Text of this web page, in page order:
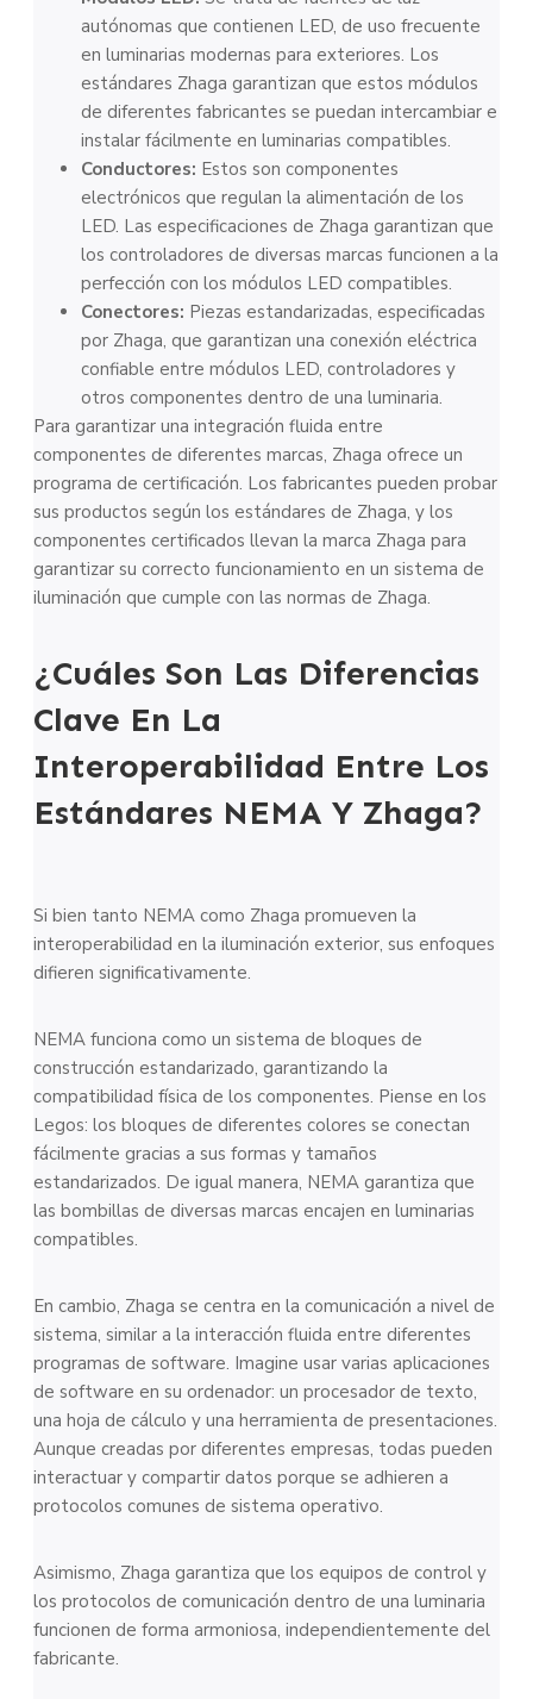
autónomas que contienen LED, de uso frecuente
en luminarias modernas para exteriores. Los
estándares Zhaga garantizan que estos módulos
de diferentes fabricantes se puedan intercambiar e
instalar fácilmente en luminarias compatibles.
Conductores: Estos son componentes
electrónicos que regulan la alimentación de los
LED. Las especificaciones de Zhaga garantizan que
los controladores de diversas marcas funcionen a la
perfección con los módulos LED compatibles.
Conectores: Piezas estandarizadas, especificadas
por Zhaga, que garantizan una conexión eléctrica
confiable entre módulos LED, controladores y
otros componentes dentro de una luminaria.
Para garantizar una integración fluida entre
componentes de diferentes marcas, Zhaga ofrece un
programa de certificación. Los fabricantes pueden probar
sus productos según los estándares de Zhaga, y los
componentes certificados llevan la marca Zhaga para
garantizar su correcto funcionamiento en un sistema de
iluminación que cumple con las normas de Zhaga.
¿Cuáles Son Las Diferencias
Clave En La
Interoperabilidad Entre Los
Estándares NEMA Y Zhaga?
Si bien tanto NEMA como Zhaga promueven la
interoperabilidad en la iluminación exterior, sus enfoques
difieren significativamente.
NEMA funciona como un sistema de bloques de
construcción estandarizado, garantizando la
compatibilidad física de los componentes. Piense en los
Legos: los bloques de diferentes colores se conectan
fácilmente gracias a sus formas y tamaños
estandarizados. De igual manera, NEMA garantiza que
las bombillas de diversas marcas encajen en luminarias
compatibles.
En cambio, Zhaga se centra en la comunicación a nivel de
sistema, similar a la interacción fluida entre diferentes
programas de software. Imagine usar varias aplicaciones
de software en su ordenador: un procesador de texto,
una hoja de cálculo y una herramienta de presentaciones.
Aunque creadas por diferentes empresas, todas pueden
interactuar y compartir datos porque se adhieren a
protocolos comunes de sistema operativo.
Asimismo, Zhaga garantiza que los equipos de control y
los protocolos de comunicación dentro de una luminaria
funcionen de forma armoniosa, independientemente del
fabricante.